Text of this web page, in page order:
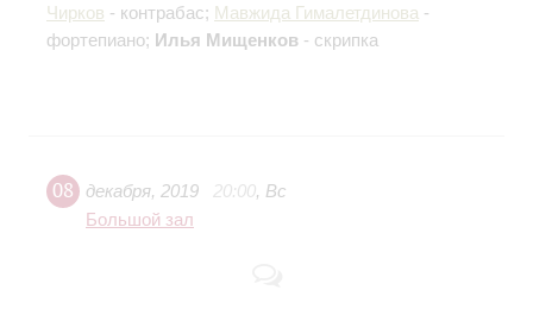
Чирков - контрабас; Мавжида Гималетдинова -
фортепиано; Илья Мищенков - скрипка
08 декабря, 2019 20:00, Вс
Большой зал